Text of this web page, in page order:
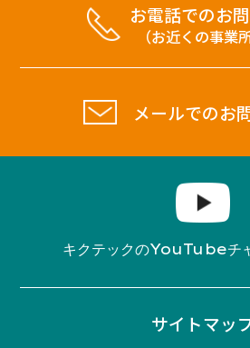
お電話でのお
（お近くの事業
メールでのお
キクテックのYouTubeチ
サイトマッ